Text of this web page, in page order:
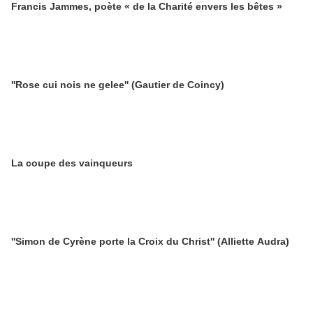
Francis Jammes, poète « de la Charité envers les bêtes »
''Rose cui nois ne gelee'' (Gautier de Coincy)
La coupe des vainqueurs
''Simon de Cyrène porte la Croix du Christ'' (Alliette Audra)